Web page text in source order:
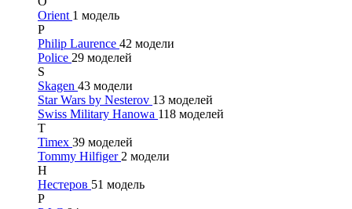
Orient 1 модель
P
Philip Laurence 42 модели
Police 29 моделей
S
Skagen 43 модели
Star Wars by Nesterov 13 моделей
Swiss Military Hanowa 118 моделей
T
Timex 39 моделей
Tommy Hilfiger 2 модели
Н
Нестеров 51 модель
Р